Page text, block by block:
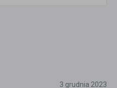
3 grudnia 2023